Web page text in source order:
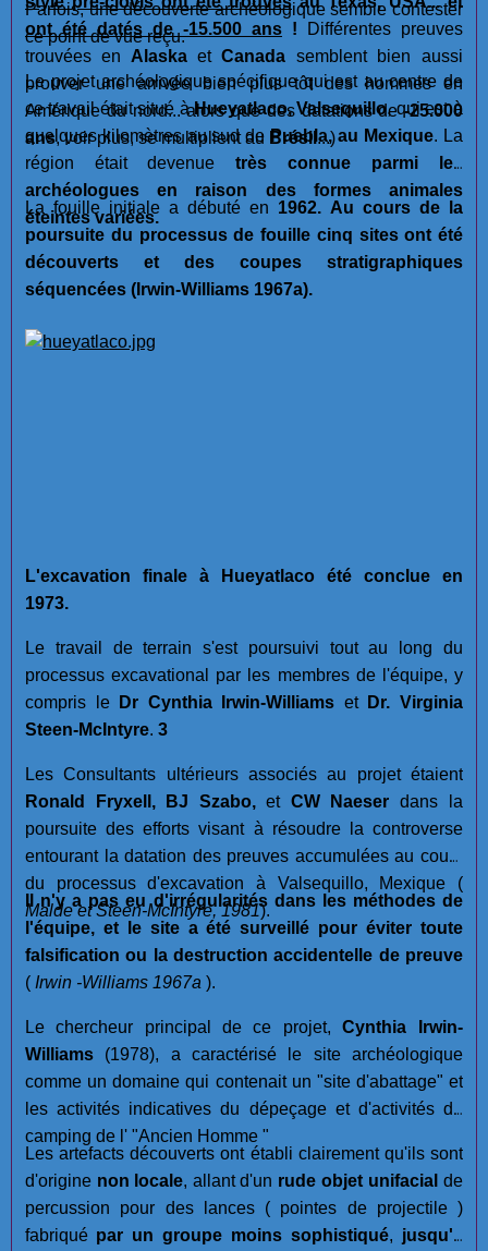
ont été datés de -15.500 ans ! Différentes preuves
trouvées en Alaska et Canada semblent bien aussi
prouver une arrivée bien plus tôt des hommes en
Amérique du nord... alors que des datations de-25.000
ans, voir plus, se multiplient au Brésil...)
Parfois, une découverte archéologique semble contester
ce point de vue reçu.
Le projet archéologique spécifique qui est au centre de
ce travail était situé àHueyatlaco, Valsequillo, qui est à
quelques kilomètres au sud de Puebla, au Mexique. La
région était devenue très connue parmi les
archéologues en raison des formes animales
éteintes variées.
La fouille initiale a débuté en 1962. Au cours de la
poursuite du processus de fouille cinq sites ont été
découverts et des coupes stratigraphiques
séquencées (Irwin-Williams 1967a).
L'excavation finale à Hueyatlaco été conclue en
1973.
Le travail de terrain s'est poursuivi tout au long du
processus excavational par les membres de l'équipe, y
compris le
Dr Cynthia Irwin-Williams et Dr. Virginia
Steen-McIntyre. 3
Les Consultants ultérieurs associés au projet étaient
Ronald Fryxell, BJ Szabo, etCW Naeser dans la
poursuite des efforts visant à résoudre la controverse
entourant la datation des preuves accumulées au cours
du processus d'excavation à Valsequillo, Mexique (
Malde et Steen-McIntyre, 1981).
Il n'y a pas eu d'irrégularités dans les méthodes de
l'équipe, et le site a été surveillé pour éviter toute
falsification ou la destruction accidentelle de preuve
( Irwin -Williams 1967a ).
Le chercheur principal de ce projet, Cynthia Irwin-
Williams (1978), a caractérisé le site archéologique
comme un domaine qui contenait un "site d'abattage" et
les activités indicatives du dépeçage et d'activités de
camping de l' "Ancien Homme "
Les artefacts découverts ont établi clairement qu'ils sont
d'origine non locale, allant d'un rude objet unifacial de
percussion pour des lances ( pointes de projectile )
fabriqué par un groupe moins sophistiqué, jusqu'à